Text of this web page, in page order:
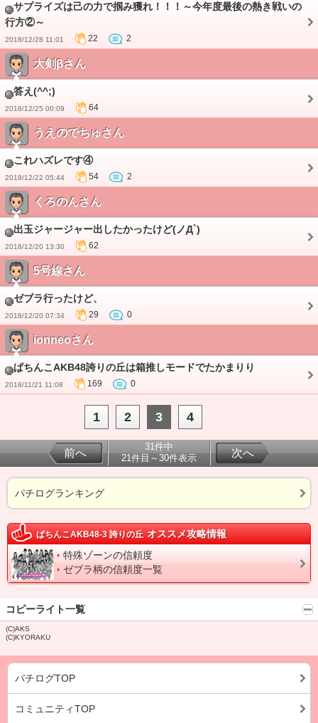
サプライズは己の力で掴み獲れ！！！～今年度最後の熱き戦いの
行方②～
2018/12/28 11:01 22 2
大剣βさん
答え(^^;)
2018/12/25 00:09 64
うえのでちゅさん
これハズレです④
2018/12/22 05:44 54 2
くろのんさん
出玉ジャージャー出したかったけど(ノД`)
2018/12/20 13:30 62
5号線さん
ゼブラ行ったけど、
2018/12/20 07:34 29 0
ionneoさん
ぱちんこAKB48誇りの丘は箱推しモードでたかまりり
2018/11/21 11:08 169 0
1 2 3 4
前へ
31件中
21件目～30件表示
次へ
パチログランキング
ぱちんこAKB48-3 誇りの丘 オススメ攻略情報
特殊ゾーンの信頼度
ゼブラ柄の信頼度一覧
コピーライト一覧
(C)AKS
(C)KYORAKU
パチログTOP
コミュニティTOP